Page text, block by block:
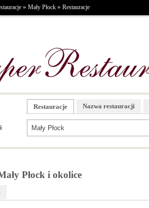
» Mały Płock » Restauracje
Restauracje Nazwa restauracji
Płock i okolice